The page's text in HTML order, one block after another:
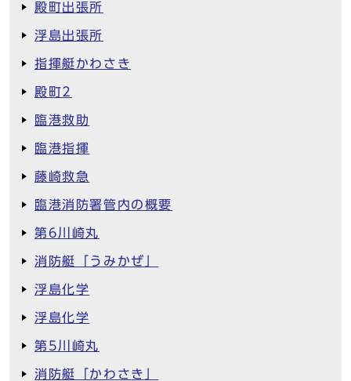
殿町出張所
浮島出張所
指揮艇かわさき
殿町2
臨港救助
臨港指揮
藤崎救急
臨港消防署管内の概要
第6川崎丸
消防艇「うみかぜ」
浮島化学
浮島化学
第5川崎丸
消防艇「かわさき」